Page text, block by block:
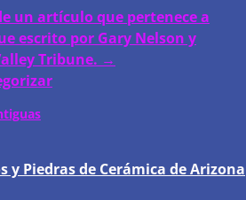
un artículo que pertenece a
escrito por Gary Nelson y
Tribune. →
y Piedras de Cerámica de Arizona